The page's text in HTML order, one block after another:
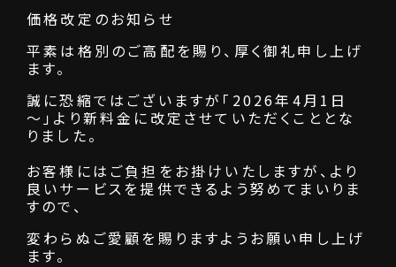
価格改定のお知らせ
平素は格別のご高配を賜り、厚く御礼申し上げ
ます。
誠に恐縮ではございますが「2026年4月1日
～」より新料金に改定させていただくこととな
りました。
お客様にはご負担をお掛けいたしますが、より
良いサービスを提供できるよう努めてまいりま
すので、
変わらぬご愛顧を賜りますようお願い申し上げ
ます。